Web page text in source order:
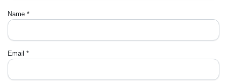
Name *
Email *